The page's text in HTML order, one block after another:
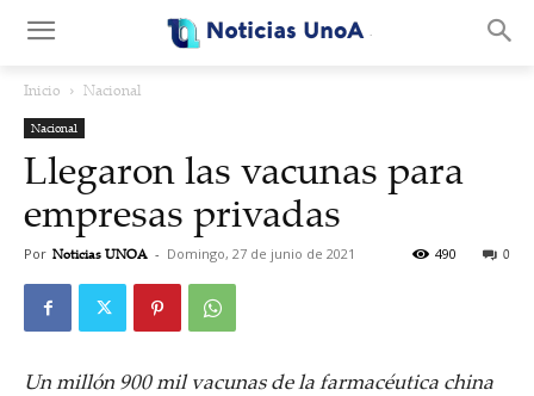
Inicio Nacional
Nacional
Llegaron las vacunas para
empresas privadas
Por Noticias UNOA - Domingo, 27 de junio de 2021 0
490
Un millón 900 mil vacunas de la farmacéutica china